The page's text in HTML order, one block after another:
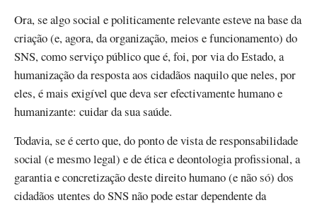
Ora, se algo social e politicamente relevante esteve na base da
criação (e, agora, da organização, meios e funcionamento) do
SNS, como serviço público que é, foi, por via do Estado, a
humanização da resposta aos cidadãos naquilo que neles, por
eles, é mais exigível que deva ser efectivamente humano e
humanizante: cuidar da sua saúde.
Todavia, se é certo que, do ponto de vista de responsabilidade
social (e mesmo legal) e de ética e deontologia profissional, a
garantia e concretização deste direito humano (e não só) dos
cidadãos utentes do SNS não pode estar dependente da